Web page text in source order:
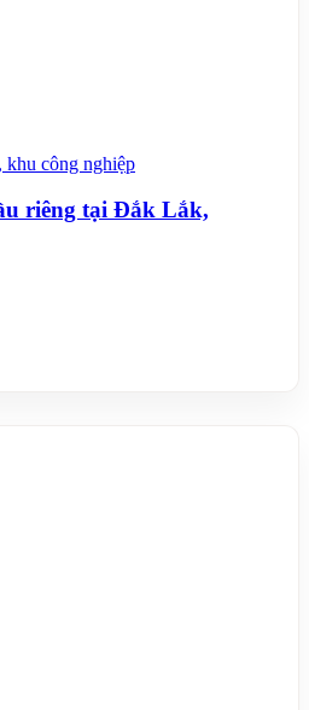
khu công nghiệp
riêng tại Đắk Lắk,